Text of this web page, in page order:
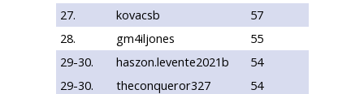
27.
kovacsb
57
28.
gm4iljones
55
29-30.
haszon.levente2021b
54
29-30.
theconqueror327
54